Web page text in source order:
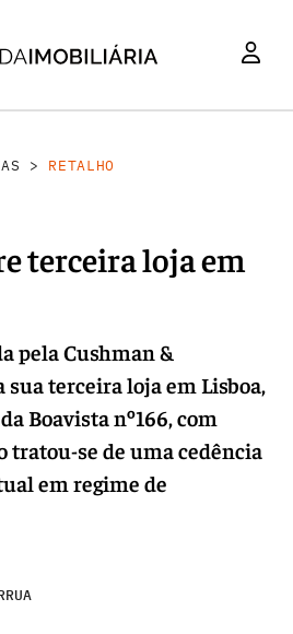
> RETALHO
terceira loja em
pela Cushman &
terceira loja em Lisboa,
Boavista nº166, com
tratou-se de uma cedência
em regime de